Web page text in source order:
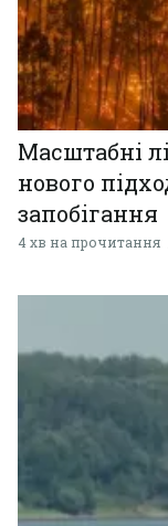
Масштабні
нового
запобігання
4 хв на прочитання